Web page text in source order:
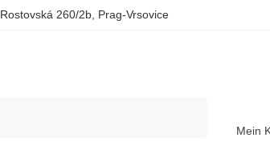
Rostovská 260/2b, Prag-Vrsovice
Mein